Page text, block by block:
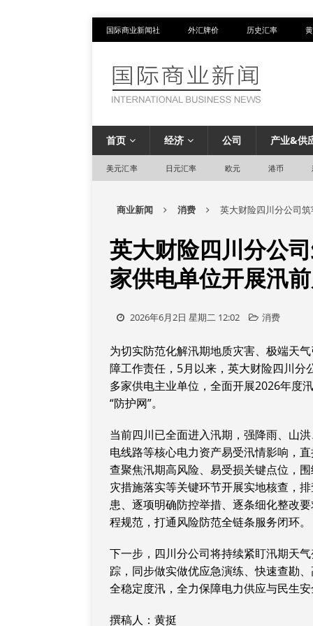
国际商业新闻社 外汇牌价 历史汇率
首页 经济 公司 产业&供
美元汇率 日元汇率 欧元 港币
商业新闻 消费 英大财险四川分公司
英大财险四川分公
家供电单位开展汛
2026年6月2日 星期二 12:02 消费
为切实防范化解汛期地质灾害、极端天
障工作责任，5月以来，英大财险四川
多家供电主业单位，全面开展2026年度
“防护网”。
当前四川已全面进入汛期，强降雨、山
电线路等核心电力资产易受汛情影响，
查聚焦汛期高风险、易受损关键点位，
灾措施落实等关键环节开展实地核查，
患、逐项明确防控举措、逐条细化整改
程规范，打通风险防范全链条服务闭环。
下一步，四川分公司将持续紧盯汛期天
踪，同步做实做优应急演练、快速查勘
全稳定度汛，全力保障电力供应与民生
撰稿人：黄挺